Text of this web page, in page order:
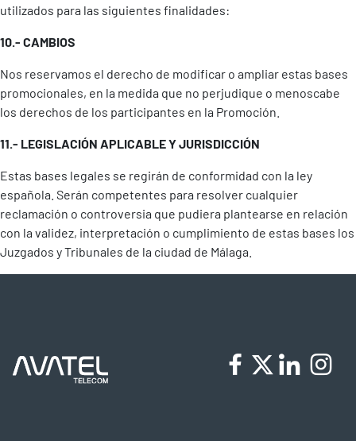
utilizados para las siguientes finalidades:
10.- CAMBIOS
Nos reservamos el derecho de modificar o ampliar estas bases
promocionales, en la medida que no perjudique o menoscabe
los derechos de los participantes en la Promoción.
11.- LEGISLACIÓN APLICABLE Y JURISDICCIÓN
Estas bases legales se regirán de conformidad con la ley
española. Serán competentes para resolver cualquier
reclamación o controversia que pudiera plantearse en relación
con la validez, interpretación o cumplimiento de estas bases los
Juzgados y Tribunales de la ciudad de Málaga.